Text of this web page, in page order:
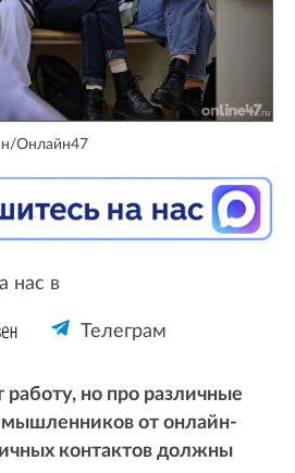
Онлайн47
нас в
Телеграм
но про различные
от онлайн-
контактов должны